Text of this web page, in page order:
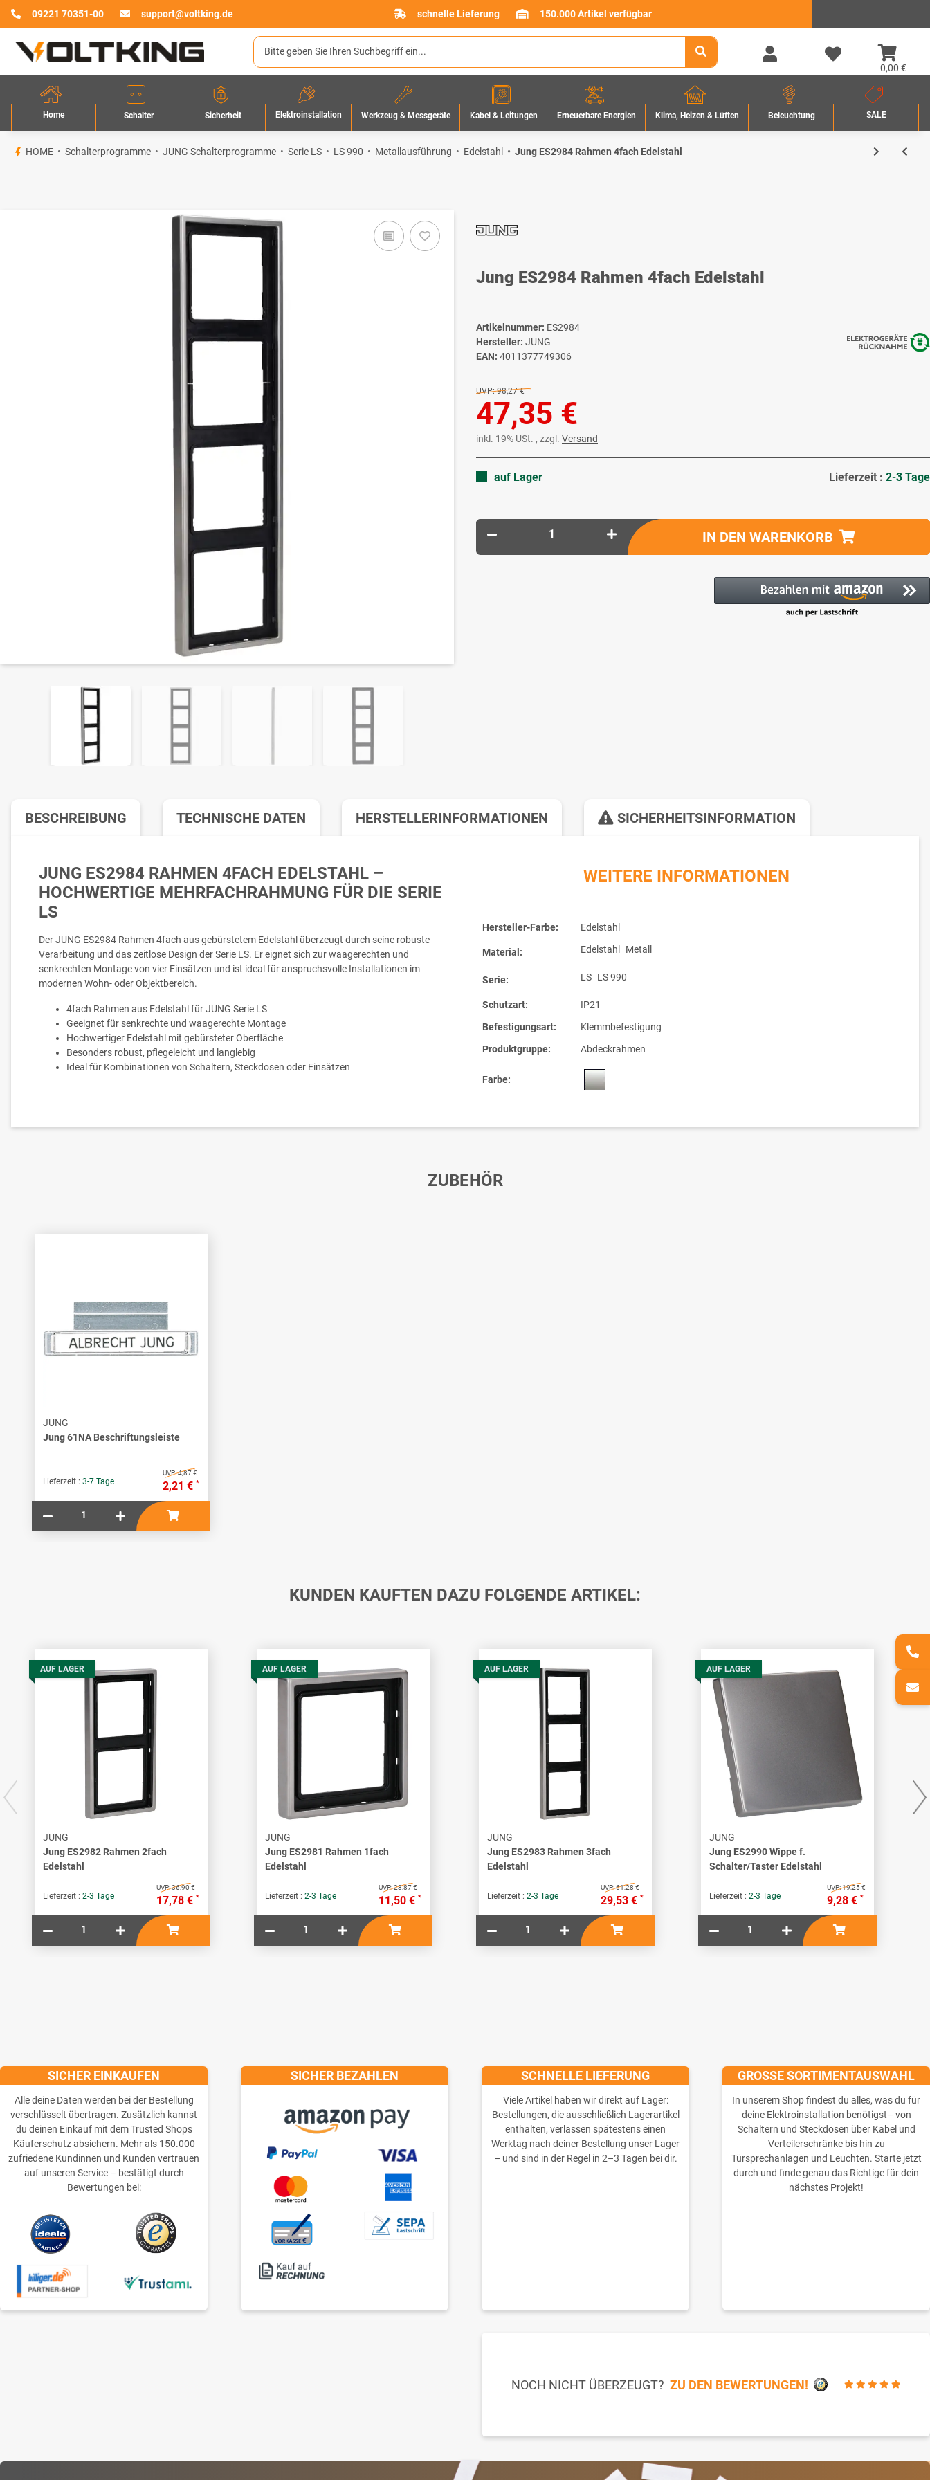
09221 70351-00 support@voltking.de schnelle Lieferung 150.000 Artikel verfügbar
0,00 €
Home Schalter Sicherheit Elektroinstallation Werkzeug & Messgeräte Kabel & Leitungen Erneuerbare Energien Klima, Heizen & Lüften Beleuchtung SALE
HOME Schalterprogramme JUNG Schalterprogramme Serie LS LS 990 Metallausführung Edelstahl Jung ES2984 Rahmen 4fach Edelstahl
Jung ES2984 Rahmen 4fach Edelstahl
Artikelnummer: ES2984
Hersteller: JUNG
EAN: 4011377749306
UVP: 98,27 €
47,35 €
inkl. 19% USt. , zzgl. Versand
auf Lager Lieferzeit : 2-3 Tage
IN DEN WARENKORB
BESCHREIBUNG TECHNISCHE DATEN HERSTELLERINFORMATIONEN SICHERHEITSINFORMATION
JUNG ES2984 RAHMEN 4FACH EDELSTAHL –
HOCHWERTIGE MEHRFACHRAHMUNG FÜR DIE SERIE
LS
Der JUNG ES2984 Rahmen 4fach aus gebürstetem Edelstahl überzeugt durch seine robuste
Verarbeitung und das zeitlose Design der Serie LS. Er eignet sich zur waagerechten und
senkrechten Montage von vier Einsätzen und ist ideal für anspruchsvolle Installationen im
modernen Wohn- oder Objektbereich.
4fach Rahmen aus Edelstahl für JUNG Serie LS
Geeignet für senkrechte und waagerechte Montage
Hochwertiger Edelstahl mit gebürsteter Oberfläche
Besonders robust, pflegeleicht und langlebig
Ideal für Kombinationen von Schaltern, Steckdosen oder Einsätzen
WEITERE INFORMATIONEN
Hersteller-Farbe: Edelstahl
Material: Edelstahl Metall
Serie: LS LS 990
Schutzart:
IP21
Befestigungsart:
Klemmbefestigung
Produktgruppe:
Abdeckrahmen
Farbe:
ZUBEHÖR
JUNG
Jung 61NA Beschriftungsleiste
Lieferzeit : 3-7 Tage
UVP:4,87 €
2,21 € *
KUNDEN KAUFTEN DAZU FOLGENDE ARTIKEL:
AUF LAGER
JUNG
Jung ES2982 Rahmen 2fach
Edelstahl
Lieferzeit : 2-3 Tage
UVP:36,90 €
17,78 € *
AUF LAGER
JUNG
Jung ES2981 Rahmen 1fach
Edelstahl
Lieferzeit : 2-3 Tage
UVP:23,87 €
11,50 € *
AUF LAGER
JUNG
Jung ES2983 Rahmen 3fach
Edelstahl
Lieferzeit : 2-3 Tage
UVP:61,28 €
29,53 € *
AUF LAGER
JUNG
Jung ES2990 Wippe f.
Schalter/Taster Edelstahl
Lieferzeit : 2-3 Tage
UVP:19,25 €
9,28 € *
SICHER EINKAUFEN
Alle deine Daten werden bei der Bestellung
verschlüsselt übertragen. Zusätzlich kannst
du deinen Einkauf mit dem Trusted Shops
Käuferschutz absichern. Mehr als 150.000
zufriedene Kundinnen und Kunden vertrauen
auf unseren Service – bestätigt durch
Bewertungen bei:
SICHER BEZAHLEN SCHNELLE LIEFERUNG
Viele Artikel haben wir direkt auf Lager:
Bestellungen, die ausschließlich Lagerartikel
enthalten, verlassen spätestens einen
Werktag nach deiner Bestellung unser Lager
– und sind in der Regel in 2–3 Tagen bei dir.
GROSSE SORTIMENTAUSWAHL
In unserem Shop findest du alles, was du für
deine Elektroinstallation benötigst– von
Schaltern und Steckdosen über Kabel und
Verteilerschränke bis hin zu
Türsprechanlagen und Leuchten. Starte jetzt
durch und finde genau das Richtige für dein
nächstes Projekt!
NOCH NICHT ÜBERZEUGT? ZU DEN BEWERTUNGEN!